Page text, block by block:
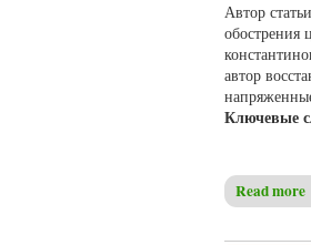
Автор
обострения
автор
Ключевые
Read more